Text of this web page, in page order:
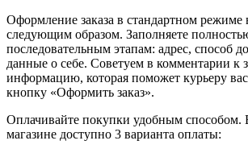
Оформление заказа в стандартном режиме
следующим образом. Заполняете
последовательным этапам: адрес, способ
данные о себе. Советуем в комментарии к
информацию, которая поможет курьеру
кнопку «Оформить заказ».
Оплачивайте покупки удобным способом.
магазине доступно 3 варианта оплаты: